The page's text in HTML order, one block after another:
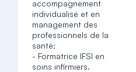
accompagnement
individualisé et en
management des
professionnels de la
santé;
- Formatrice IFSI en
soins infirmiers.